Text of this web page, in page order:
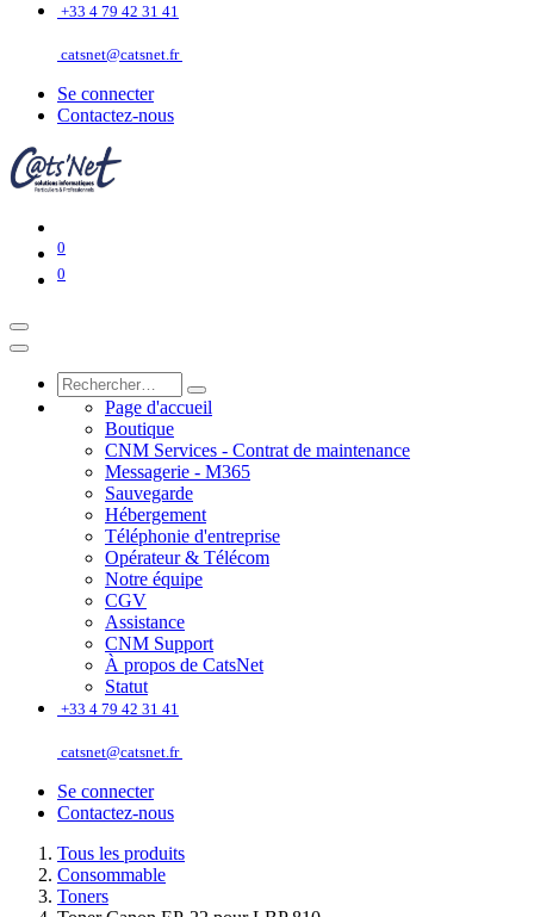
+33 4 79 42 31 41
catsnet@catsnet.fr
Se connecter
Contactez-nous
0
0
Page d'accueil
Boutique
CNM Services - Contrat de maintenance
Messagerie - M365
Sauvegarde
Hébergement
Téléphonie d'entreprise
Opérateur & Télécom
Notre équipe
CGV
Assistance
CNM Support
À propos de CatsNet
Statut
+33 4 79 42 31 41
catsnet@catsnet.fr
Se connecter
Contactez-nous
Tous les produits
Consommable
Toners